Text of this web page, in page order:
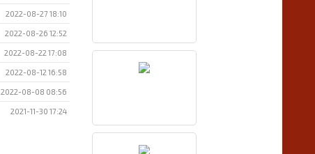
2022-08-27 18:10
2022-08-26 12:52
2022-08-22 17:08
2022-08-12 16:58
2022-08-08 08:56
2021-11-30 17:24